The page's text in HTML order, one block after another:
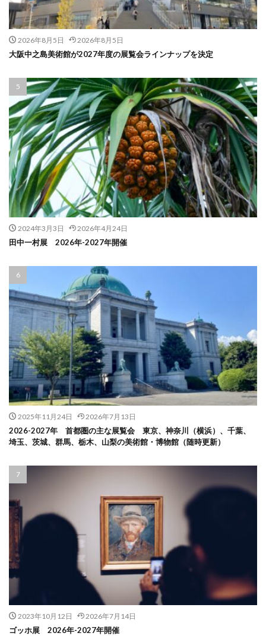
2026年8月5日 2026年8月5日
大阪中之島美術館が2027年度の展覧会ラインナップを決定
2024年3月3日 2026年4月24日
田中一村展 2026年-2027年開催
2025年11月24日 2026年7月13日
2026-2027年 首都圏の主な展覧会 東京、神奈川（横浜）、千葉、
埼玉、茨城、群馬、栃木、山梨の美術館・博物館（随時更新）
2023年10月12日 2026年7月14日
ゴッホ展 2026年-2027年開催